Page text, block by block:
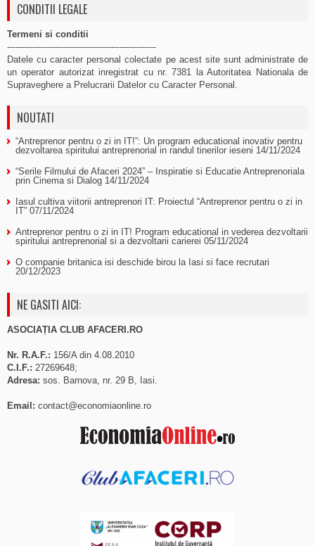
CONDITII LEGALE
Termeni si conditii
-----------------------------------------------------
Datele cu caracter personal colectate pe acest site sunt administrate de
un operator autorizat inregistrat cu nr. 7381 la Autoritatea Nationala de
Supraveghere a Prelucrarii Datelor cu Caracter Personal.
NOUTATI
“Antreprenor pentru o zi in IT!”: Un program educational inovativ pentru
dezvoltarea spiritului antreprenorial in randul tinerilor ieseni 14/11/2024
“Serile Filmului de Afaceri 2024” – Inspiratie si Educatie Antreprenoriala
prin Cinema si Dialog 14/11/2024
Iasul cultiva viitorii antreprenori IT: Proiectul “Antreprenor pentru o zi in
IT” 07/11/2024
Antreprenor pentru o zi in IT! Program educational in vederea dezvoltarii
spiritului antreprenorial si a dezvoltarii carierei 05/11/2024
O companie britanica isi deschide birou la Iasi si face recrutari
20/12/2023
NE GASITI AICI:
ASOCIAȚIA CLUB AFACERI.RO
Nr. R.A.F.: 156/A din 4.08.2010
C.I.F.: 27269648;
Adresa: sos. Barnova, nr. 29 B, Iasi.
Email: contact@economiaonline.ro